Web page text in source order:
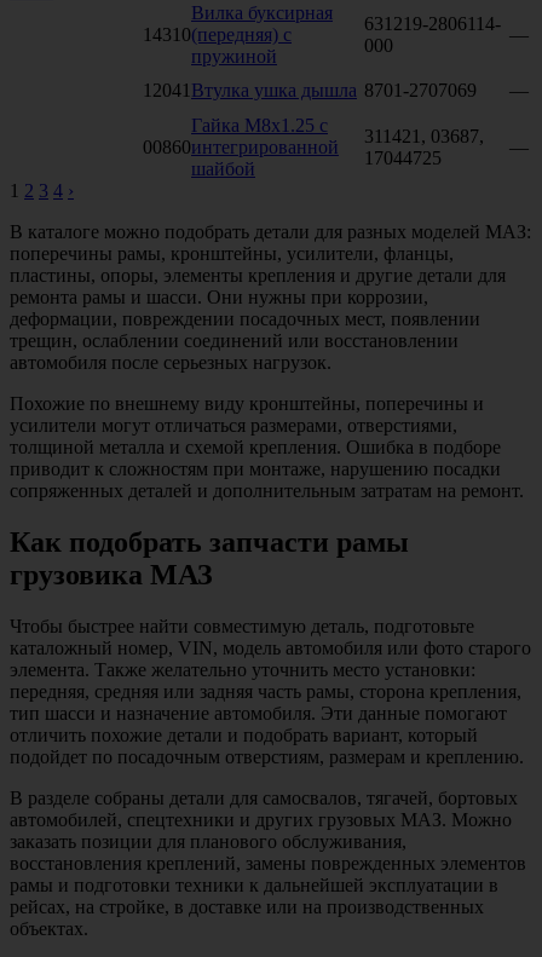
14310
Вилка буксирная
(передняя) с
пружиной
631219-2806114-
000
—
12041 Втулка ушка дышла 8701-2707069 —
00860
Гайка М8х1.25 с
интегрированной
шайбой
311421, 03687,
17044725
—
1 2 3 4 ›
В каталоге можно подобрать детали для разных моделей МАЗ:
поперечины рамы, кронштейны, усилители, фланцы,
пластины, опоры, элементы крепления и другие детали для
ремонта рамы и шасси. Они нужны при коррозии,
деформации, повреждении посадочных мест, появлении
трещин, ослаблении соединений или восстановлении
автомобиля после серьезных нагрузок.
Похожие по внешнему виду кронштейны, поперечины и
усилители могут отличаться размерами, отверстиями,
толщиной металла и схемой крепления. Ошибка в подборе
приводит к сложностям при монтаже, нарушению посадки
сопряженных деталей и дополнительным затратам на ремонт.
Как подобрать запчасти рамы
грузовика МАЗ
Чтобы быстрее найти совместимую деталь, подготовьте
каталожный номер, VIN, модель автомобиля или фото старого
элемента. Также желательно уточнить место установки:
передняя, средняя или задняя часть рамы, сторона крепления,
тип шасси и назначение автомобиля. Эти данные помогают
отличить похожие детали и подобрать вариант, который
подойдет по посадочным отверстиям, размерам и креплению.
В разделе собраны детали для самосвалов, тягачей, бортовых
автомобилей, спецтехники и других грузовых МАЗ. Можно
заказать позиции для планового обслуживания,
восстановления креплений, замены поврежденных элементов
рамы и подготовки техники к дальнейшей эксплуатации в
рейсах, на стройке, в доставке или на производственных
объектах.